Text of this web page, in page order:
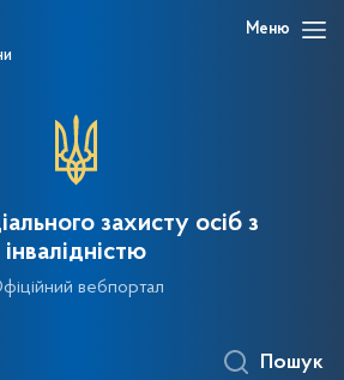
Меню
захисту осіб з
інвалідністю
вебпортал
Пошук